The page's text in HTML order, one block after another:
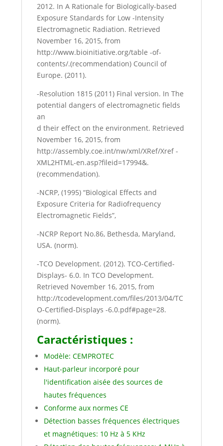
2012. In A Rationale for Biologically-based
Exposure Standards for Low -Intensity
Electromagnetic Radiation. Retrieved
November 16, 2015, from
http://www.bioinitiative.org/table -of-
contents/.(recommendation) Council of
Europe. (2011).
-Resolution 1815 (2011) Final version. In The
potential dangers of electromagnetic fields
an
d their effect on the environment. Retrieved
November 16, 2015, from
http://assembly.coe.int/nw/xml/XRef/Xref -
XML2HTML-en.asp?fileid=17994&.
(recommendation).
-NCRP, (1995) “Biological Effects and
Exposure Criteria for Radiofrequency
Electromagnetic Fields”,
-NCRP Report No.86, Bethesda, Maryland,
USA. (norm).
-TCO Development. (2012). TCO-Certified-
Displays- 6.0. In TCO Development.
Retrieved November 16, 2015, from
http://tcodevelopment.com/files/2013/04/TC
O-Certified-Displays -6.0.pdf#page=28.
(norm).
Caractéristiques :
Modèle: CEMPROTEC
Haut-parleur incorporé pour
l'identification aisée des sources de
hautes fréquences
Conforme aux normes CE
Détection basses fréquences électriques
et magnétiques: 10 Hz à 5 KHz